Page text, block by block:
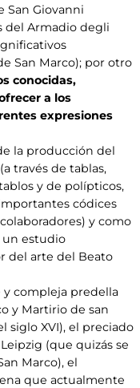
San Giovanni
del Armadio degli
San Marco); por otro
conocidas,
a los
expresiones
la producción del
(a través de tablas,
y de polípticos,
códices
y como
un estudio
del arte del Beato
y compleja predella
y Martirio de san
siglo XVI), el preciado
(que quizás se
Marco), el
que actualmente